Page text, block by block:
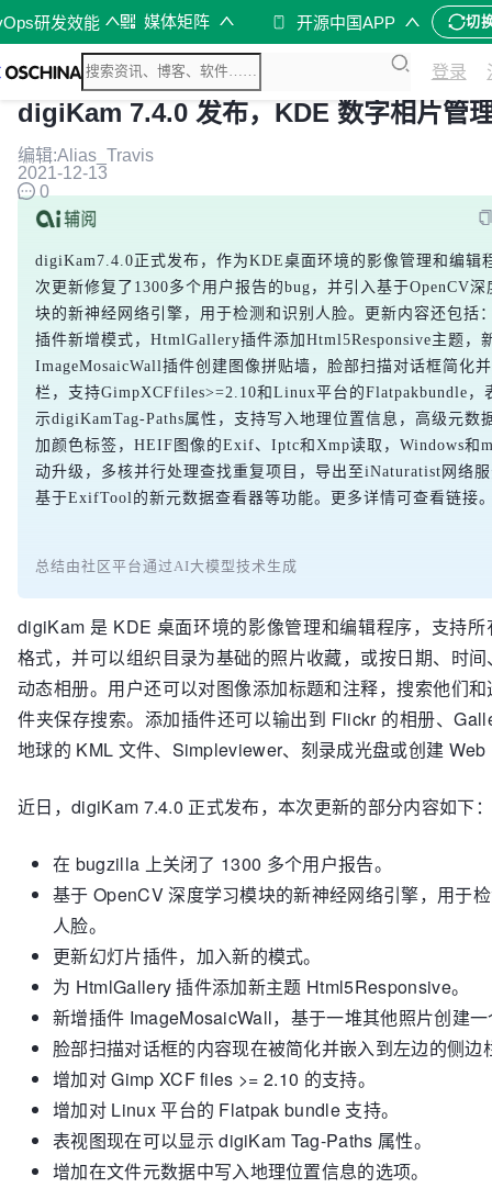
研发效能 媒体矩阵 开源中国APP 切
登录
digiKam 7.4.0 发布，KDE 数字相片管
编辑:Alias_Travis
2021-12-13
0
digiKam7.4.0正式发布，作为KDE桌面环境的影像管理和编辑
次更新修复了1300多个用户报告的bug，并引入基于OpenCV深
块的新神经网络引擎，用于检测和识别人脸。更新内容还包括
插件新增模式，HtmlGallery插件添加Html5Responsive主题，
ImageMosaicWall插件创建图像拼贴墙，脸部扫描对话框简化
栏，支持GimpXCFfiles>=2.10和Linux平台的Flatpakbundle，
示digiKamTag-Paths属性，支持写入地理位置信息，高级元数
加颜色标签，HEIF图像的Exif、Iptc和Xmp读取，Windows和
动升级，多核并行处理查找重复项目，导出至iNaturatist网络
基于ExifTool的新元数据查看器等功能。更多详情可查看链接
总结由社区平台通过AI大模型技术生成
digiKam 是 KDE 桌面环境的影像管理和编辑程序，支持所
格式，并可以组织目录为基础的照片收藏，或按日期、时
动态相册。用户还可以对图像添加标题和注释，搜索他们
件夹保存搜索。添加插件还可以输出到 Flickr 的相册、
地球的 KML 文件、Simpleviewer、刻录成光盘或创建 Web
近日，digiKam 7.4.0 正式发布，本次更新的部分内容如下：
在 bugzilla 上关闭了 1300 多个用户报告。
基于 OpenCV 深度学习模块的新神经网络引擎，用于
人脸。
更新幻灯片插件，加入新的模式。
为 HtmlGallery 插件添加新主题 Html5Responsive。
新增插件 ImageMosaicWall，基于一堆其他照片创建
脸部扫描对话框的内容现在被简化并嵌入到左边的侧边
增加对 Gimp XCF files >= 2.10 的支持。
增加对 Linux 平台的 Flatpak bundle 支持。
表视图现在可以显示 digiKam Tag-Paths 属性。
增加在文件元数据中写入地理位置信息的选项。